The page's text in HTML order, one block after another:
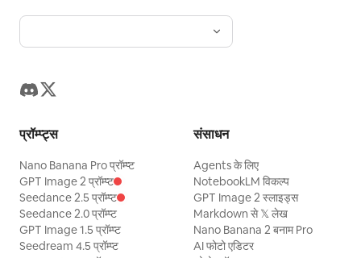
प्रॉम्प्ट्स
Nano Banana Pro प्रॉम्प्ट
GPT Image 2 प्रॉम्प्ट
Seedance 2.5 प्रॉम्प्ट
Seedance 2.0 प्रॉम्प्ट
GPT Image 1.5 प्रॉम्प्ट
Seedream 4.5 प्रॉम्प्ट
संसाधन
Agents के लिए
NotebookLM विकल्प
GPT Image 2 स्लाइड्स
Markdown से 𝕏 लेख
Nano Banana 2 बनाम Pro
AI फोटो एडिटर